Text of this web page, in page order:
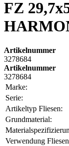
FZ
Artikelnummer
3278684
Artikelnummer
3278684
Marke:
Serie:
Artikeltyp Fliesen:
Grundmaterial:
Verwendung